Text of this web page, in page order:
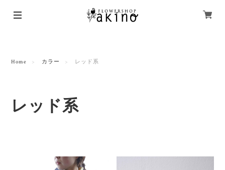
Home カラー レッド系
レッド系